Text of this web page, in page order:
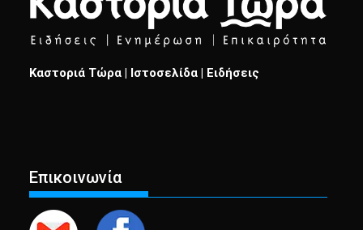
Καστοριά Τώρα | Ιστοσελίδα | Ειδήσεις
Επικοινωνία